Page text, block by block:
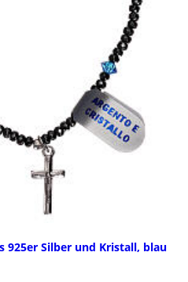
925er Silber und Kristall, blau